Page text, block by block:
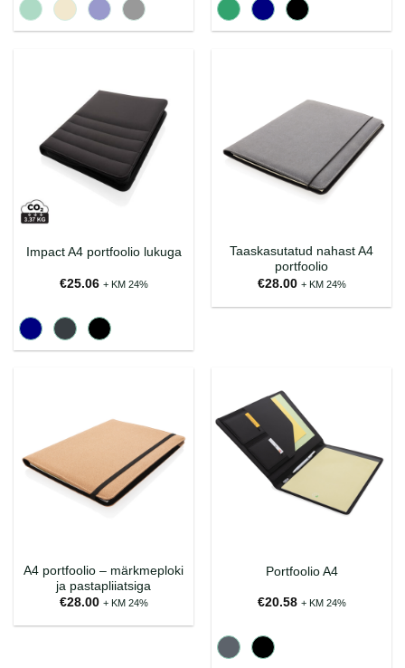
Impact A4 portfoolio lukuga
€25.06 + KM 24%
Taaskasutatud nahast A4
portfoolio
€28.00 + KM 24%
A4 portfoolio – märkmeploki
ja pastapliiatsiga
€28.00 + KM 24%
Portfoolio A4
€20.58 + KM 24%